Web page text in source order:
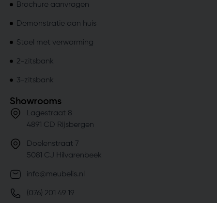
Brochure aanvragen
Demonstratie aan huis
Stoel met verwarming
2-zitsbank
3-zitsbank
Showrooms
Lagestraat 8
4891 CD Rijsbergen
Doelenstraat 7
5081 CJ Hilvarenbeek
info@meubelis.nl
(076) 201 49 19